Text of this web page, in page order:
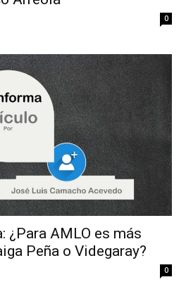
0
¿Para AMLO es más
Peña o Videgaray?
0